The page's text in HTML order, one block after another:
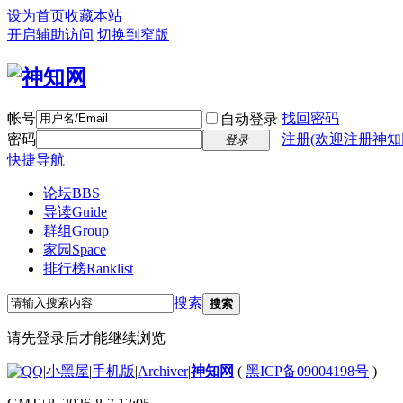
设为首页收藏本站
开启辅助访问 切换到窄版
帐号 自动登录 找回密码
密码
登录
注册(欢迎注册神
快捷导航
论坛BBS
导读Guide
群组Group
家园 Space
排行榜Ranklist
搜索 搜索
请先登录后才能继续浏览
|小黑屋|手机版|Archiver|神知网 ( 黑ICP备09004198号 )